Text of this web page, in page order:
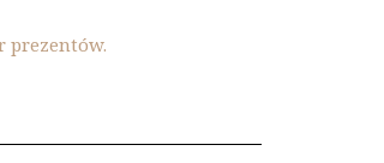
prezentów.